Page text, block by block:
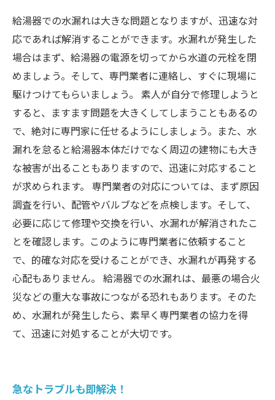
給湯器での水漏れは大きな問題となりますが、迅速な対
応であれば解消することができます。水漏れが発生した
場合はまず、給湯器の電源を切ってから水道の元栓を閉
めましょう。そして、専門業者に連絡し、すぐに現場に
駆けつけてもらいましょう。 素人が自分で修理しようと
すると、ますます問題を大きくしてしまうこともあるの
で、絶対に専門家に任せるようにしましょう。また、水
漏れを怠ると給湯器本体だけでなく周辺の建物にも大き
な被害が出ることもありますので、迅速に対応すること
が求められます。 専門業者の対応については、まず原因
調査を行い、配管やバルブなどを点検します。そして、
必要に応じて修理や交換を行い、水漏れが解消されたこ
とを確認します。このように専門業者に依頼すること
で、的確な対応を受けることができ、水漏れが再発する
心配もありません。 給湯器での水漏れは、最悪の場合火
災などの重大な事故につながる恐れもあります。そのた
め、水漏れが発生したら、素早く専門業者の協力を得
て、迅速に対処することが大切です。
急なトラブルも即解決！